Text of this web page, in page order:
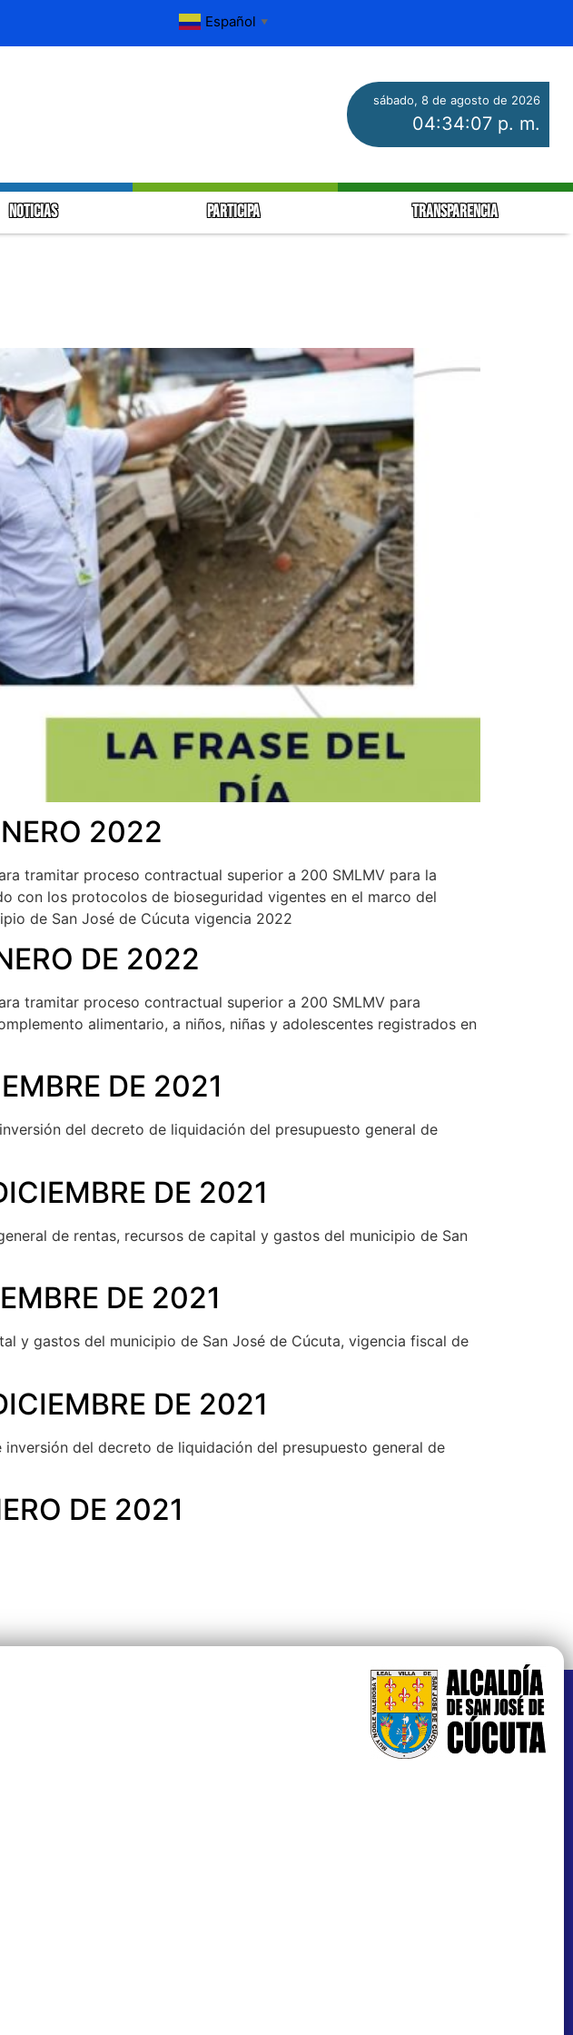
Español ▼
sábado, 8 de agosto de 2026
04:34:08 p. m.
NOTICIAS PARTICIPA TRANSPARENCIA
2022
tramitar proceso contractual superior a 200 SMLMV para la
con los protocolos de bioseguridad vigentes en el marco del
de San José de Cúcuta vigencia 2022
DE 2022
tramitar proceso contractual superior a 200 SMLMV para
alimentario, a niños, niñas y adolescentes registrados en
DE 2021
del decreto de liquidación del presupuesto general de
DE 2021
de rentas, recursos de capital y gastos del municipio de San
DE 2021
y gastos del municipio de San José de Cúcuta, vigencia fiscal de
DE 2021
del decreto de liquidación del presupuesto general de
DE 2021